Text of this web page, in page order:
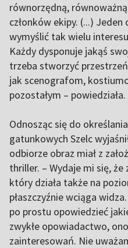
równorzędną,
członków ekipy. (...)
wymyślić tak wielu
Każdy dysponuje jakąś
trzeba stworzyć
jak scenografom,
pozostałym – powiedziała.
Odnosząc się do
gatunkowych Szelc
odbiorze obraz miał z
thriller. – Wydaje mi się,
który działa także na
płaszczyźnie wciąga
po prostu opowiedzieć
zwykłe opowiadactwo,
zainteresowań. Nie